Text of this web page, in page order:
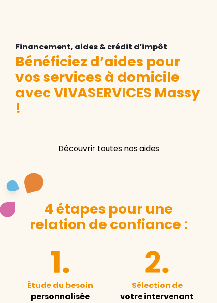
Financement, aides & crédit d’impôt
Bénéficiez d’aides pour
vos services à domicile
avec VIVASERVICES Massy
!
Découvrir toutes nos aides
4 étapes pour une
relation de confiance :
Étude du besoin
personnalisée
Sélection de
votre intervenant